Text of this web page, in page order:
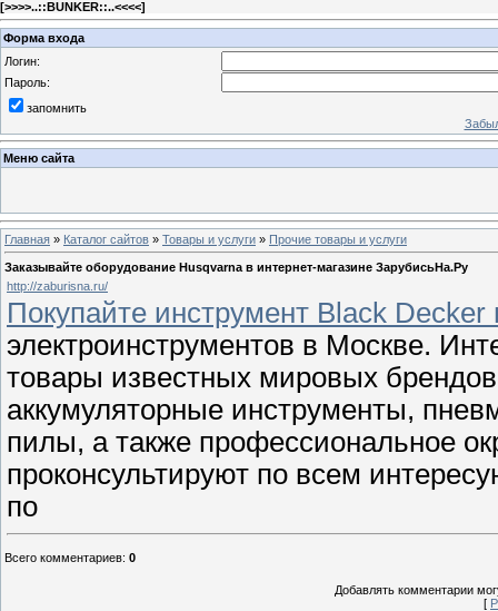
[>>>>..::BUNKER::..<<<<]
Форма входа
Логин:
Пароль:
запомнить
Меню сайта
Главная » Каталог сайтов » Товары и услуги » Прочие товары и услуги
Заказывайте оборудование Husqvarna в интернет-магазине ЗарубисьНа.Ру
http://zaburisna.ru/
Покупайте инструмент Black Decker
электроинструментов в Москве.
товары известных мировых
аккумуляторные инструменты,
пилы, а также профессиональное
проконсультируют по всем
по
Всего комментариев: 0
Добавлять комментарии
[